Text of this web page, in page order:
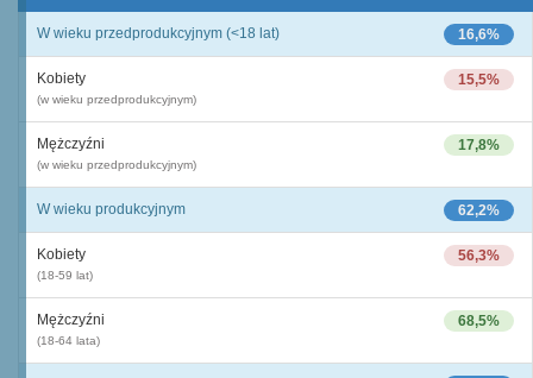
16,6%
W wieku przedprodukcyjnym (<18 lat)
15,5%
Kobiety
(w wieku przedprodukcyjnym)
17,8%
Mężczyźni
(w wieku przedprodukcyjnym)
62,2%
W wieku produkcyjnym
56,3%
Kobiety
(18-59 lat)
68,5%
Mężczyźni
(18-64 lata)